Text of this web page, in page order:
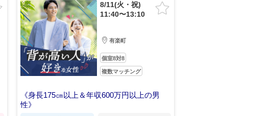
8/11(火・祝)
11:40〜13:10
有楽町
個室8対8
複数マッチング
《身長175㎝以上＆年収600万円以上の男
性》